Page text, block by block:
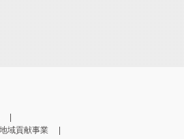
地域貢献事業